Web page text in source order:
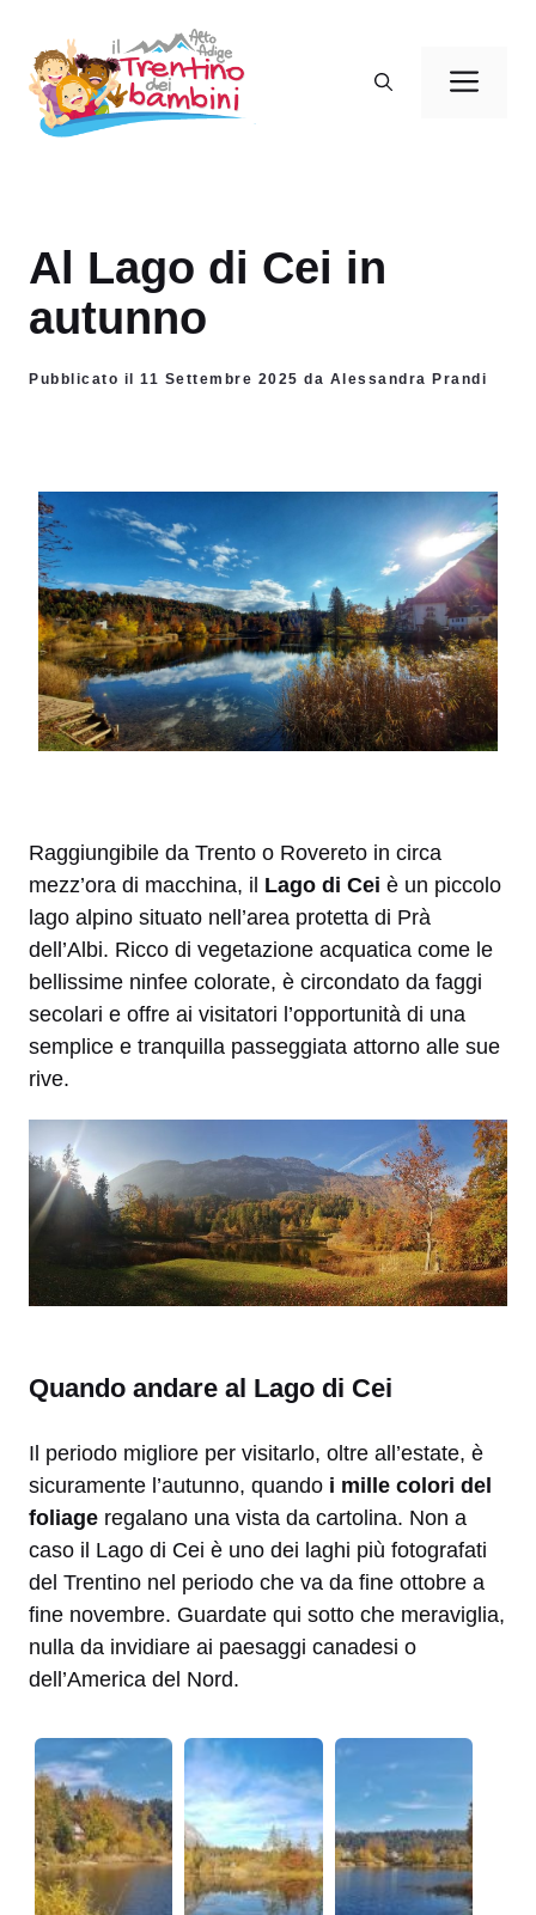
contenuto
Al Lago di Cei in
autunno
Pubblicato il 11 Settembre 2025 da Alessandra Prandi
Raggiungibile da Trento o Rovereto in circa
mezz’ora di macchina, il Lago di Cei è un piccolo
lago alpino situato nell’area protetta di Prà
dell’Albi. Ricco di vegetazione acquatica come le
bellissime ninfee colorate, è circondato da faggi
secolari e offre ai visitatori l’opportunità di una
semplice e tranquilla passeggiata attorno alle sue
rive.
Quando andare al Lago di Cei
Il periodo migliore per visitarlo, oltre all’estate, è
sicuramente l’autunno, quando i mille colori del
foliage regalano una vista da cartolina. Non a
caso il Lago di Cei è uno dei laghi più fotografati
del Trentino nel periodo che va da fine ottobre a
fine novembre. Guardate qui sotto che meraviglia,
nulla da invidiare ai paesaggi canadesi o
dell’America del Nord.